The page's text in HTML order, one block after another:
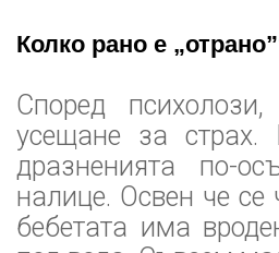
Колко рано е
Според
усещане за страх.
дразненията по-
налице. Освен че се
бебетата има